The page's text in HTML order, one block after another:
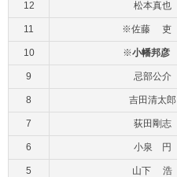
12 松本真也
11 ※佐藤 吏
10 ※小幡邦彦
9 忌部公介
8 吉田清太郎
7 荻田剛志
6 小泉 円
5 山下 浩